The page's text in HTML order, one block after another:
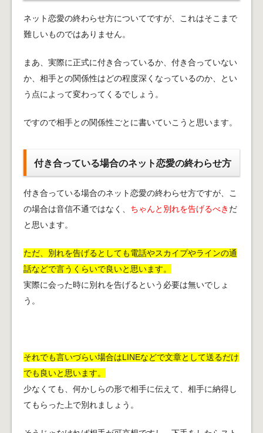
ネット恋愛の終わらせ方についてですが、これはそこまで
難しいものではありません。
まあ、実際に正式に付き合っているか、付き合っていない
か、相手との関係性はどの程度深くなっているのか、とい
う点によって変わってくるでしょう。
ですので相手との関係性ごとに書いていこうと思います。
付き合っている場合のネット恋愛の終わらせ方
付き合っている場合のネット恋愛の終わらせ方ですが、こ
の場合は音信不通ではなく、 ちゃんと別れを告げるべき だ
と思います。
ただ、別れを告げるとしても電話やスカイプやラインの通
話などで言うくらいで良いと思います。
実際に会った時に別れを告げるという必要は無いでしょ
う。
それでも言いづらい場合はLINEなどで文章として送るだけ
でも良いと思います。
少なくても、何かしらの形で相手に伝えて、相手に納得し
てもらった上で別れましょう。